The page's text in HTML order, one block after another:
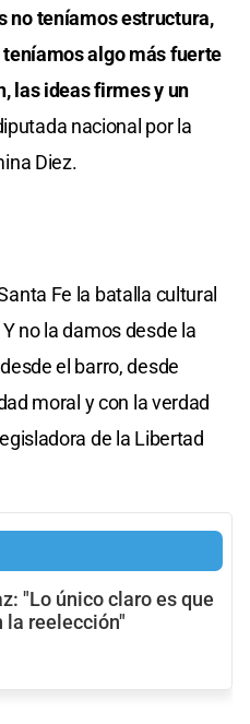
no teníamos estructura,
algo más fuerte
las ideas firmes y un
nacional por la
Diez.
Fe la batalla cultural
no la damos desde la
el barro, desde
moral y con la verdad
de la Libertad
"Lo único claro es que
la reelección"